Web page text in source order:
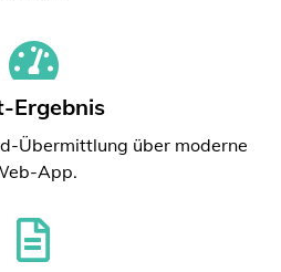
Ergebnis
Übermittlung über moderne
App.